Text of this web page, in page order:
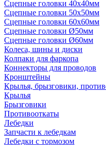
Сцепные головки 40x40мм
Сцепные головки 50x50мм
Сцепные головки 60x60мм
Сцепные головки Ø50мм
Сцепные головки Ø60мм
Колеса, шины и диски
Колпаки для фаркопа
Коннекторы для проводов
Кронштейны
Крылья, брызговики,
Крылья
Брызговики
Противооткаты
Лебедки
Запчасти к лебедкам
Лебедки с тормозом